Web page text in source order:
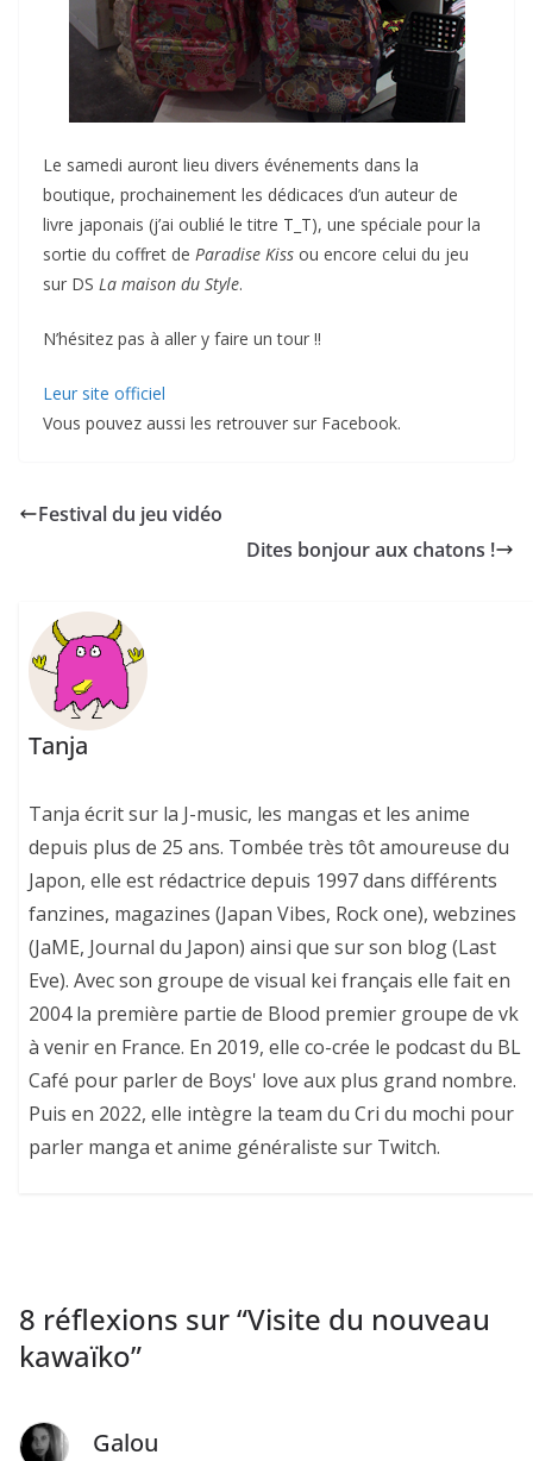
Le samedi auront lieu divers événements dans la
boutique, prochainement les dédicaces d’un auteur de
livre japonais (j’ai oublié le titre T_T), une spéciale pour la
sortie du coffret de Paradise Kiss ou encore celui du jeu
sur DS La maison du Style.
N’hésitez pas à aller y faire un tour !!
Leur site officiel
Vous pouvez aussi les retrouver sur Facebook.
Festival du jeu vidéo
Dites bonjour aux chatons !
Tanja
Tanja écrit sur la J-music, les mangas et les anime
depuis plus de 25 ans. Tombée très tôt amoureuse du
Japon, elle est rédactrice depuis 1997 dans différents
fanzines, magazines (Japan Vibes, Rock one), webzines
(JaME, Journal du Japon) ainsi que sur son blog (Last
Eve). Avec son groupe de visual kei français elle fait en
2004 la première partie de Blood premier groupe de vk
à venir en France. En 2019, elle co-crée le podcast du BL
Café pour parler de Boys' love aux plus grand nombre.
Puis en 2022, elle intègre la team du Cri du mochi pour
parler manga et anime généraliste sur Twitch.
8 réflexions sur “Visite du nouveau
kawaïko”
Galou